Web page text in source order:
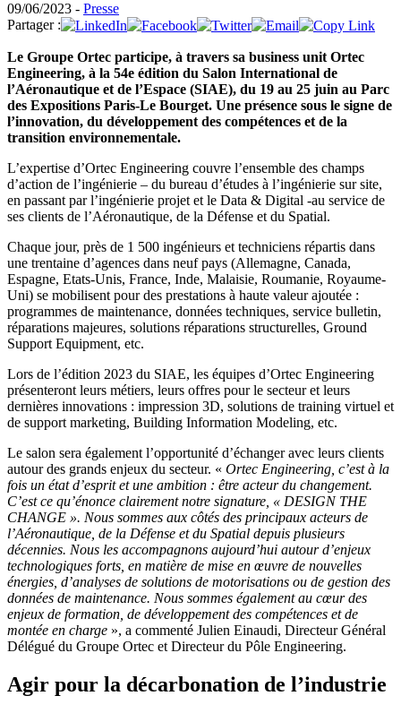
09/06/2023 - Presse
Partager :
Le Groupe Ortec participe, à travers sa business unit Ortec
Engineering, à la 54e édition du Salon International de
l’Aéronautique et de l’Espace (SIAE), du 19 au 25 juin au Parc
des Expositions Paris-Le Bourget. Une présence sous le signe de
l’innovation, du développement des compétences et de la
transition environnementale.
L’expertise d’Ortec Engineering couvre l’ensemble des champs
d’action de l’ingénierie – du bureau d’études à l’ingénierie sur site,
en passant par l’ingénierie projet et le Data & Digital -au service de
ses clients de l’Aéronautique, de la Défense et du Spatial.
Chaque jour, près de 1 500 ingénieurs et techniciens répartis dans
une trentaine d’agences dans neuf pays (Allemagne, Canada,
Espagne, Etats-Unis, France, Inde, Malaisie, Roumanie, Royaume-
Uni) se mobilisent pour des prestations à haute valeur ajoutée :
programmes de maintenance, données techniques, service bulletin,
réparations majeures, solutions réparations structurelles, Ground
Support Equipment, etc.
Lors de l’édition 2023 du SIAE, les équipes d’Ortec Engineering
présenteront leurs métiers, leurs offres pour le secteur et leurs
dernières innovations : impression 3D, solutions de training virtuel et
de support marketing, Building Information Modeling, etc.
Le salon sera également l’opportunité d’échanger avec leurs clients
autour des grands enjeux du secteur. « Ortec Engineering, c’est à la
fois un état d’esprit et une ambition : être acteur du changement.
C’est ce qu’énonce clairement notre signature, « DESIGN THE
CHANGE ». Nous sommes aux côtés des principaux acteurs de
l’Aéronautique, de la Défense et du Spatial depuis plusieurs
décennies. Nous les accompagnons aujourd’hui autour d’enjeux
technologiques forts, en matière de mise en œuvre de nouvelles
énergies, d’analyses de solutions de motorisations ou de gestion des
données de maintenance. Nous sommes également au cœur des
enjeux de formation, de développement des compétences et de
montée en charge », a commenté Julien Einaudi, Directeur Général
Délégué du Groupe Ortec et Directeur du Pôle Engineering.
Agir pour la décarbonation de l’industrie